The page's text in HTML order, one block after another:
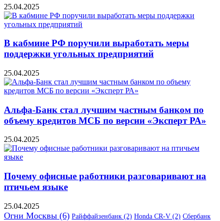
25.04.2025
В кабмине РФ поручили выработать меры
поддержки угольных предприятий
25.04.2025
Альфа-Банк стал лучшим частным банком по
объему кредитов МСБ по версии «Эксперт РА»
25.04.2025
Почему офисные работники разговаривают на
птичьем языке
25.04.2025
Огни Москвы (6) Райффайзенбанк (2) Honda CR-V (2) Сбербанк